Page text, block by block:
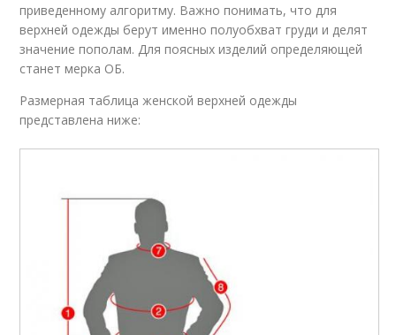
приведенному алгоритму. Важно понимать, что для
верхней одежды берут именно полуобхват груди и делят
значение пополам. Для поясных изделий определяющей
станет мерка ОБ.
Размерная таблица женской верхней одежды
представлена ниже: